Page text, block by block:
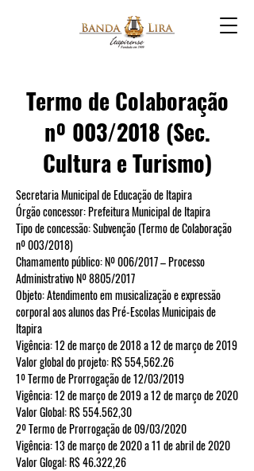
Termo de Colaboração
nº 003/2018 (Sec.
Cultura e Turismo)
Secretaria Municipal de Educação de Itapira
Órgão concessor: Prefeitura Municipal de Itapira
Tipo de concessão: Subvenção (Termo de Colaboração
nº 003/2018)
Chamamento público: Nº 006/2017 – Processo
Administrativo Nº 8805/2017
Objeto: Atendimento em musicalização e expressão
corporal aos alunos das Pré-Escolas Municipais de
Itapira
Vigência: 12 de março de 2018 a 12 de março de 2019
Valor global do projeto: R$ 554,562.26
1º Termo de Prorrogação de 12/03/2019
Vigência: 12 de março de 2019 a 12 de março de 2020
Valor Global: R$ 554.562,30
2º Termo de Prorrogação de 09/03/2020
Vigência: 13 de março de 2020 a 11 de abril de 2020
Valor Glogal: R$ 46.322,26